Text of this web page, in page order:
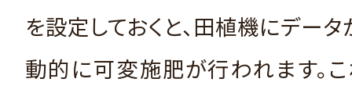
を設定しておくと、田植機にデータ
動的に可変施肥が行われます。